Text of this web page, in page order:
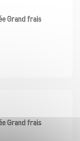
Grand frais
Grand frais